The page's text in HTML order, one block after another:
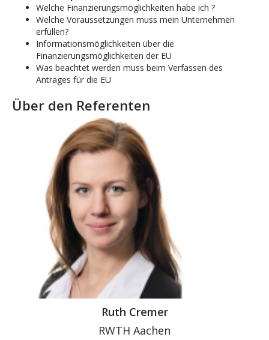
Welche Finanzierungsmöglichkeiten habe ich ?
Welche Voraussetzungen muss mein Unternehmen
erfüllen?
Informationsmöglichkeiten über die
Finanzierungsmöglichkeiten der EU
Was beachtet werden muss beim Verfassen des
Antrages für die EU
Über den Referenten
Ruth Cremer
RWTH Aachen